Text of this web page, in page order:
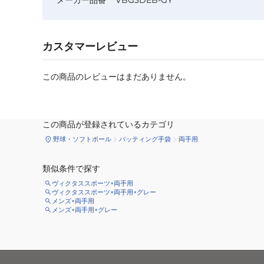
カスタマーレビュー
この商品のレビューはまだありません。
この商品が登録されているカテゴリ
野球・ソフトボール バッティング手袋 両手用
類似条件で探す
ヴィクタススポーツ×両手用
ヴィクタススポーツ×両手用×グレー
メンズ×両手用
メンズ×両手用×グレー